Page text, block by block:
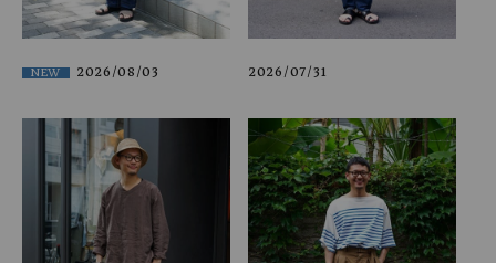
NEW 2026/08/03 2026/07/31